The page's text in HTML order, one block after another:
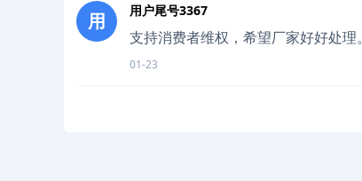
用 用户尾号3367
支持消费者维权，希望厂家好好处理。
01-23